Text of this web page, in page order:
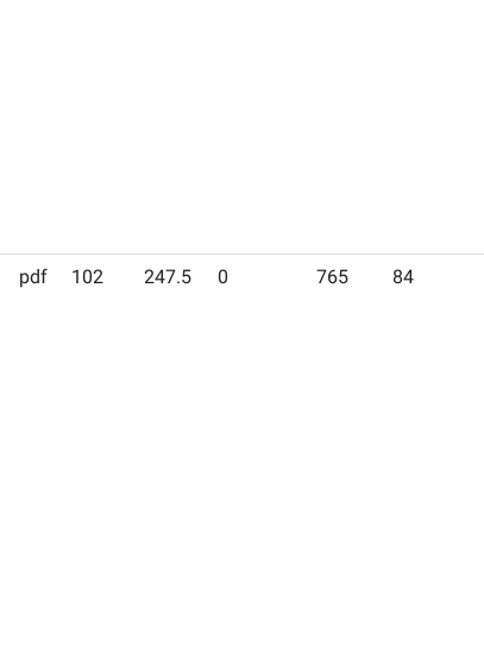
pdf 102 247.5 0 765 84